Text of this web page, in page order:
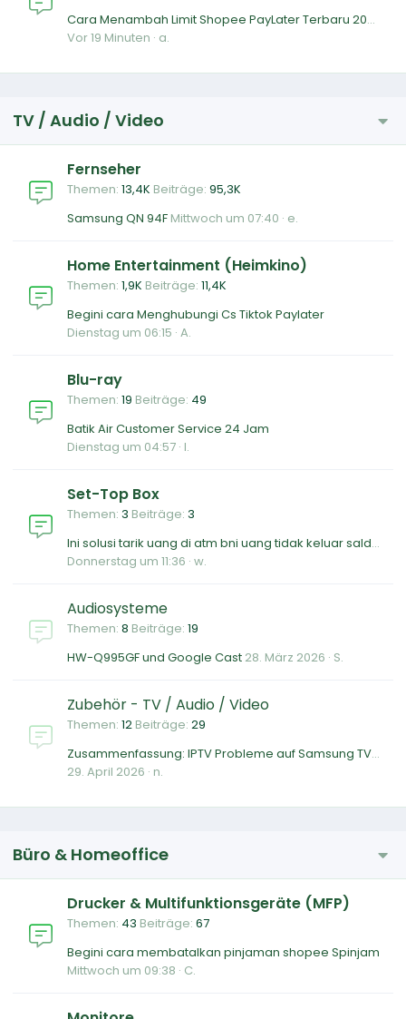
Cara Menambah Limit Shopee PayLater Terbaru 2026 Terbukti Cair
Vor 19 Minuten a.
TV / Audio / Video
Fernseher
Themen 13,4K Beiträge 95,3K
Samsung QN 94F Mittwoch um 07:40 e.
Home Entertainment (Heimkino)
Themen 1,9K Beiträge 11,4K
Begini cara Menghubungi Cs Tiktok Paylater
Dienstag um 06:15 A.
Blu-ray
Themen 19 Beiträge 49
Batik Air Customer Service 24 Jam
Dienstag um 04:57 l.
Set-Top Box
Themen 3 Beiträge 3
Ini solusi tarik uang di atm bni uang tidak keluar saldo berkurang? Ini cara mengatasinya
Donnerstag um 11:36 w.
Audiosysteme
Themen 8 Beiträge 19
HW-Q995GF und Google Cast 28. März 2026 S.
Zubehör - TV / Audio / Video
Themen 12 Beiträge 29
Zusammenfassung: IPTV Probleme auf Samsung TVs lösen
29. April 2026 n.
Büro & Homeoffice
Drucker & Multifunktionsgeräte (MFP)
Themen 43 Beiträge 67
Begini cara membatalkan pinjaman shopee Spinjam
Mittwoch um 09:38 C.